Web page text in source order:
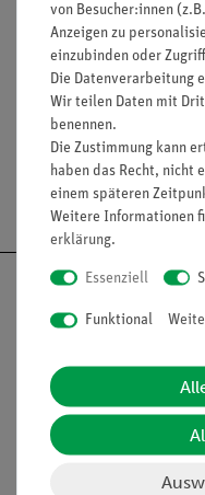
Länge: 250 mm
Media / Downloads
von Besucher:innen
Anzeigen zu
einzubinden oder
Die Datenverarbeitung
Wir teilen Daten mit
benennen.
Die Zustimmung kann
haben das Recht, nicht
einem späteren
Weitere Informationen
erklärung.
Essenziell
Funktional